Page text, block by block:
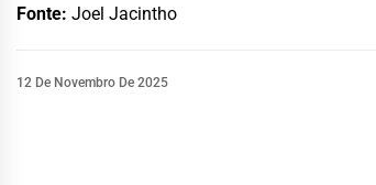
Fonte: Joel Jacintho
12 De Novembro De 2025